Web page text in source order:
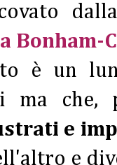
Bonham-
è un
ma che,
e
e